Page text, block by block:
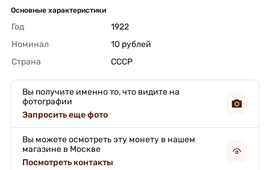
Основные характеристики
Год
1922
Номинал
10 рублей
Страна
СССР
Вы получите именно то, что видите на
фотографии
Запросить еще фото
Вы можете осмотреть эту монету в нашем
магазине в Москве
Посмотреть контакты